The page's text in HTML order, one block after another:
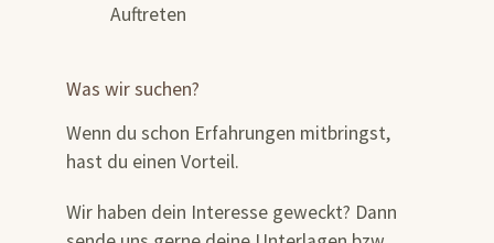
Auftreten
Was wir suchen?
Wenn du schon Erfahrungen mitbringst,
hast du einen Vorteil.
Wir haben dein Interesse geweckt? Dann